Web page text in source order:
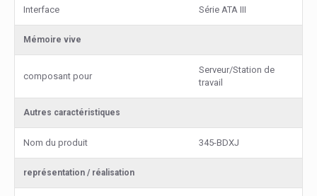
Interface Série ATA III
Mémoire vive
composant pour
Serveur/Station de
travail
Autres caractéristiques
Nom du produit 345-BDXJ
représentation / réalisation